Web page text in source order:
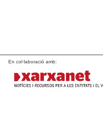
En col·laboració amb: